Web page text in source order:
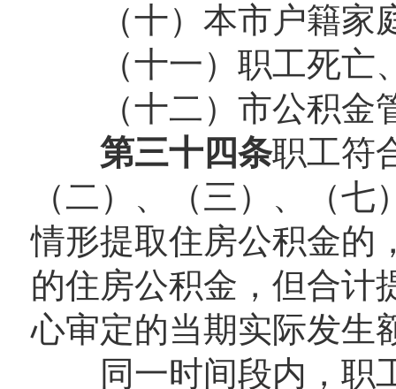
（十）本市户籍家
（十一）职工死亡
（十二）市公积金
第三十四条职工符
（二）、（三）、（
情形提取住房公积金的
的住房公积金，但合计
心审定的当期实际发生
同一时间段内，职工